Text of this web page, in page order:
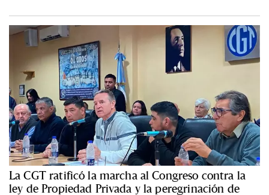
La CGT ratificó la marcha al Congreso contra la
ley de Propiedad Privada y la peregrinación de